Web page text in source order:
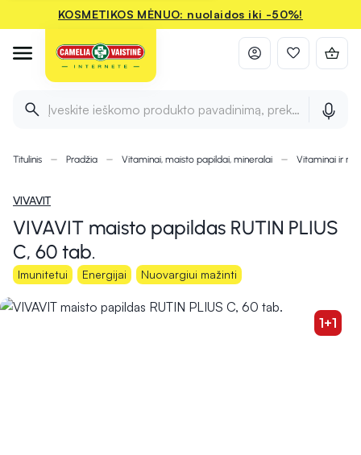
KOSMETIKOS MĖNUO: nuolaidos iki -50%!
Įveskite ieškomo produkto pavadinimą, prekės ženklą ir
Titulinis Pradžia Vitaminai, maisto papildai, mineralai Vitaminai ir
VIVAVIT
VIVAVIT maisto papildas RUTIN PLIUS
C, 60 tab.
Imunitetui Energijai Nuovargiui mažinti
1+1